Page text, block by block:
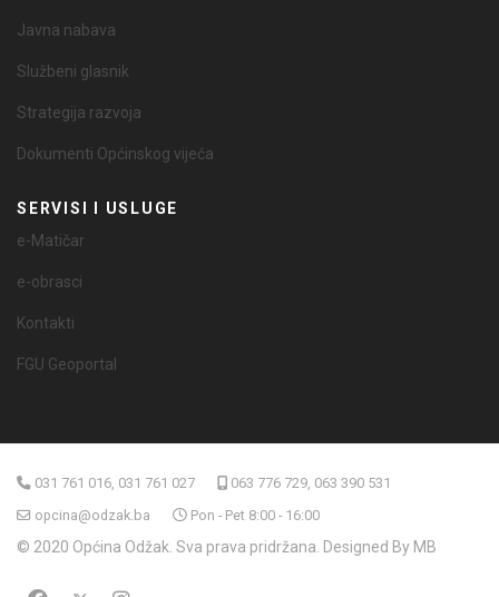
Javna nabava
Službeni glasnik
Strategija razvoja
Dokumenti Općinskog vijeća
SERVISI I USLUGE
e-Matičar
e-obrasci
Kontakti
FGU Geoportal
031 761 016, 031 761 027
063 776 729, 063 390 531
opcina@odzak.ba
Pon - Pet 8:00 - 16:00
© 2020 Općina Odžak. Sva prava pridržana. Designed By MB